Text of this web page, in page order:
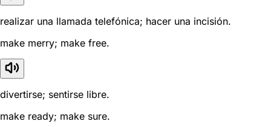
realizar una llamada telefónica; hacer una incisión.
make merry; make free.
divertirse; sentirse libre.
make ready; make sure.